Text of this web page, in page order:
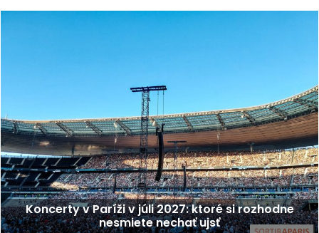
Koncerty v Paríži v júli 2027: ktoré si rozhodne
nesmiete nechať ujsť